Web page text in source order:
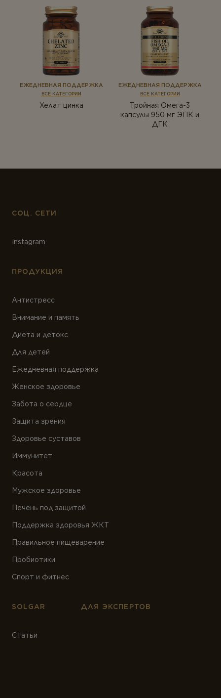
ЕЖЕДНЕВНАЯ ПОДДЕРЖКА
ВСЕ КАТЕГОРИИ
Хелат цинка
ЕЖЕДНЕВНАЯ ПОДДЕРЖКА
ВСЕ КАТЕГОРИИ
Тройная Омега-3
капсулы 950 мг ЭПК и
ДГК
СОЦ. СЕТИ
Instagram
ПРОДУКЦИЯ
Антистресс
Внимание и память
Диета и детокс
Для детей
Ежедневная поддержка
Женское здоровье
Забота о сердце
Защита зрения
Здоровье суставов
Иммунитет
Красота
Мужское здоровье
Печень под защитой
Поддержка здоровья ЖКТ
Правильное пищеварение
Пробиотики
Спорт и фитнес
SOLGAR
Статьи
ДЛЯ ЭКСПЕРТОВ